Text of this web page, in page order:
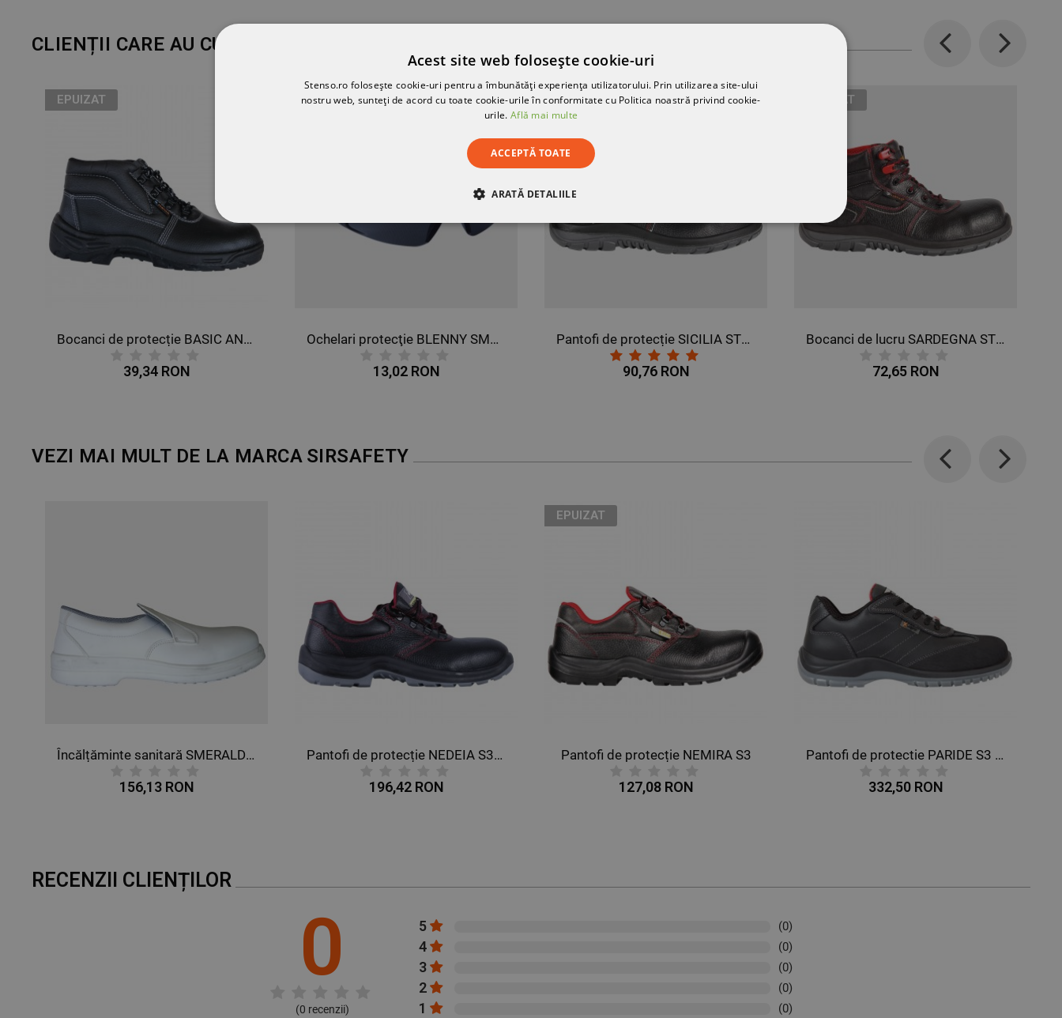
CLIENȚII CARE AU CUMPĂRAT ACEST PRODUS AU MAI CUMPĂRAT ȘI:
Previous
EPUIZAT
Bocanci de protecție BASIC ANKLE S1
39,34 RON
Ochelari protecţie BLENNY SMOKE
13,02 RON
Pantofi de protecție SICILIA STRONG S3
90,76 RON
EPUIZAT
Bocanci de lucru SARDEGNA STRONG O2
72,65 RON
Next
VEZI MAI MULT DE LA MARCA SIRSAFETY
Previous
Încălțăminte sanitară SMERALDO S1 SRC
156,13 RON
Pantofi de protecție NEDEIA S3PP
196,42 RON
EPUIZAT
Pantofi de protecție NEMIRA S3
127,08 RON
Pantofi de protectie PARIDE S3 SRC
332,50 RON
Next
RECENZII CLIENȚILOR
0
(0 recenzii)
5 (0)
4 (0)
3 (0)
2 (0)
1 (0)
Acest site web folosește cookie-uri
Stenso.ro folosește cookie-uri pentru a îmbunătăți experiența utilizatorului. Prin utilizarea site-ului
nostru web, sunteți de acord cu toate cookie-urile în conformitate cu Politica noastră privind cookie-
urile. Află mai multe
ACCEPTĂ TOATE
ARATĂ DETALIILE
STRICT NECESARE DE PERFORMANȚĂ DE TARGETARE DE FUNCŢIONALITATE